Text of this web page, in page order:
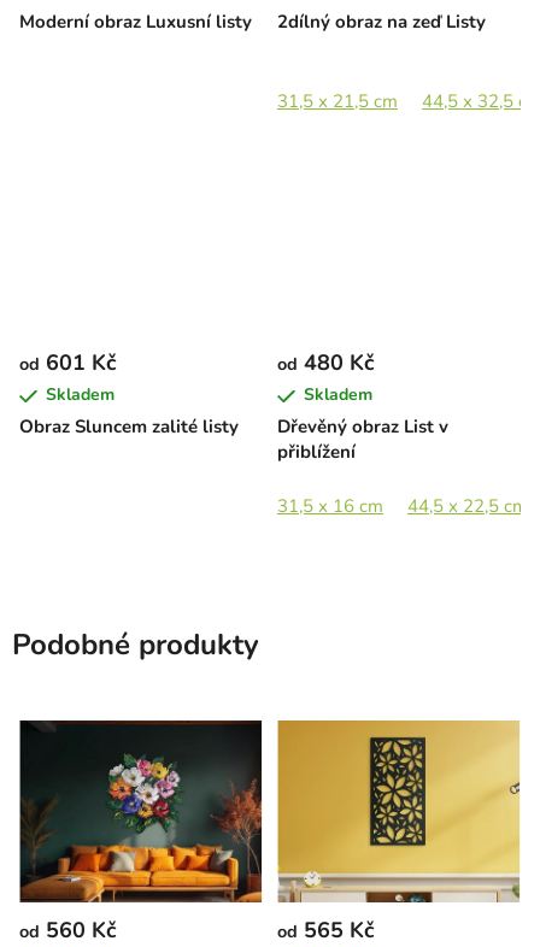
Moderní obraz Luxusní listy 2dílný obraz na zeď Listy
31,5 x 21,5 cm 44,5 x 32,5
Obraz Sluncem zalité listy
od 601 Kč
Skladem
Dřevěný obraz List v
přiblížení
od 480 Kč
Skladem
31,5 x 16 cm 44,5 x 22,5 cm
Podobné produkty
od 560 Kč od 565 Kč